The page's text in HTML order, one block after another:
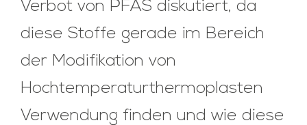
Verbot von PFAS diskutiert, da
diese Stoffe gerade im Bereich
der Modifikation von
Hochtemperaturthermoplasten
Verwendung finden und wie diese